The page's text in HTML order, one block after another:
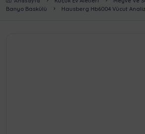
Banyo Baskülü
Hausberg Hb6004 Vücut